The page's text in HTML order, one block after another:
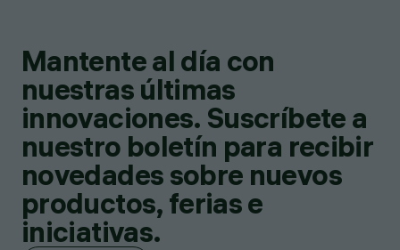
Mantente al día con
nuestras últimas
innovaciones. Suscríbete a
nuestro boletín para recibir
novedades sobre nuevos
productos, ferias e
iniciativas.